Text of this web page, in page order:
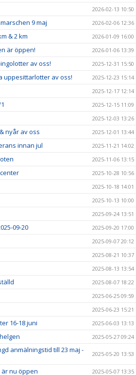
2026-02-13 10:50
9 maj 2026-02-06 12:36
& 2 km 2026-01-09 16:00
är öppen! 2026-01-06 13:39
av oss! 2025-12-31 15:50
uppesittarlotter av oss! 2025-12-23 15:14
2025-12-17 12:14
2025-12-15 11:09
2025-12-03 13:26
nyår av oss 2025-12-01 13:44
innan jul 2025-11-21 14:02
2025-11-06 13:15
2025-10-28 10:56
2025-10-18 14:01
2025-10-13 10:00
2025-09-24 13:51
09-20 2025-09-20 17:00
2025-09-07 20:12
2025-08-21 10:37
2025-08-13 13:54
2025-08-07 18:22
2025-06-25 09:59
2025-06-23 15:21
16-18 juni 2025-06-03 13:13
2025-05-27 09:24
anmälningstid till 23 maj -
2025-05-20 13:53
nu öppen 2025-05-07 13:35